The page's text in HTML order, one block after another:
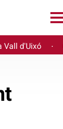
Vall d'Uixó ·